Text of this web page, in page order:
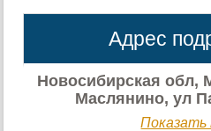
Адрес
Новосибирская обл,
Маслянино, ул
Показать